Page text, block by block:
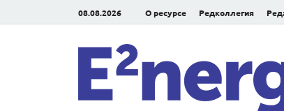
08.08.2026 О ресурсе Редколлегия